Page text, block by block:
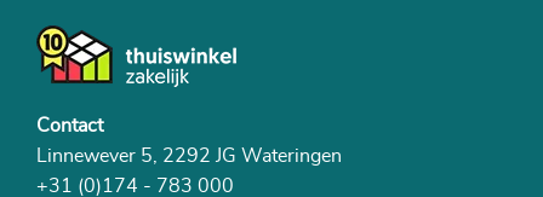
Contact
Linnewever 5, 2292 JG Wateringen
+31 (0)174 - 783 000